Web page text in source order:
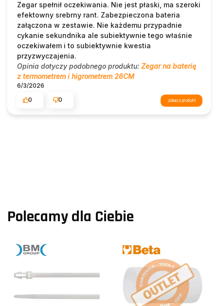
Zegar spełnił oczekiwania. Nie jest płaski, ma szeroki
efektowny srebrny rant. Zabezpieczona bateria
załączona w zestawie. Nie każdemu przypadnie
cykanie sekundnika ale subiektywnie tego właśnie
oczekiwałem i to subiektywnie kwestia
przyzwyczajenia.
Opinia dotyczy podobnego produktu: Zegar na baterię
z termometrem i higrometrem 26CM
6/3/2026
0
0 zobacz produkt
Polecamy dla Ciebie